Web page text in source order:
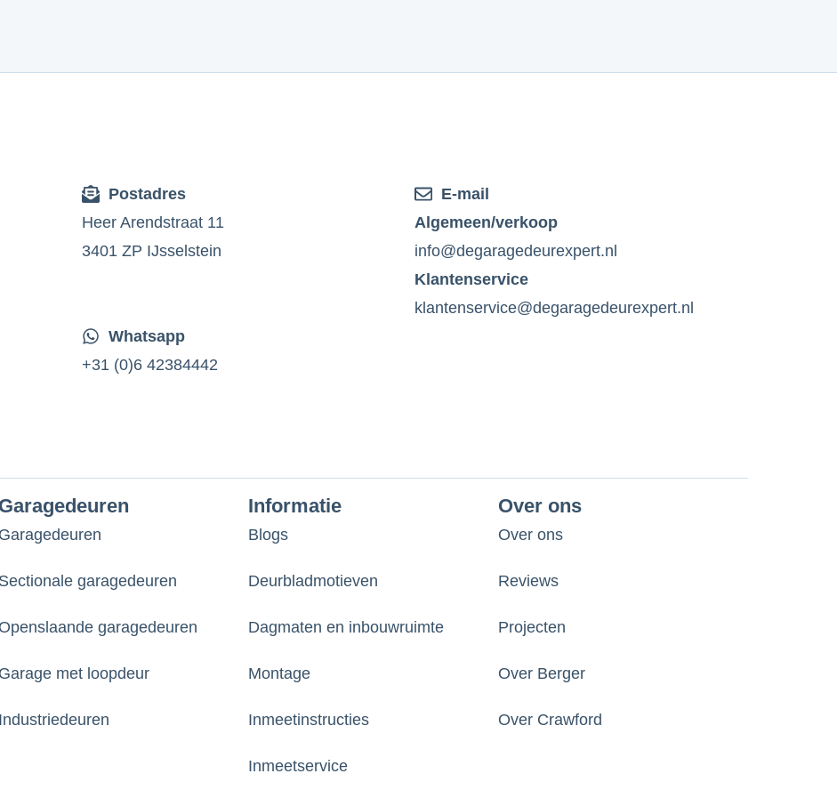
Postadres
Heer Arendstraat 11
3401 ZP IJsselstein
E-mail
Algemeen/verkoop
info@degaragedeurexpert.nl
Klantenservice
klantenservice@degaragedeurexpert.nl
Whatsapp
+31 (0)6 42384442
Garagedeuren
Garagedeuren
Sectionale garagedeuren
Openslaande garagedeuren
Garage met loopdeur
Industriedeuren
Informatie
Blogs
Deurbladmotieven
Dagmaten en inbouwruimte
Montage
Inmeetinstructies
Inmeetservice
Over ons
Over ons
Reviews
Projecten
Over Berger
Over Crawford